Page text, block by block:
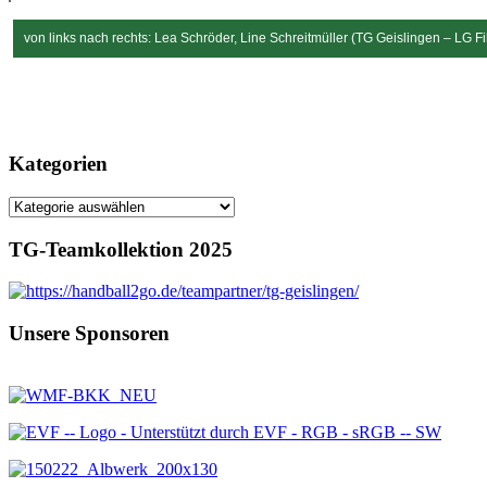
von links nach rechts: Lea Schröder, Line Schreitmüller (TG Geislingen – LG
Kategorien
Kategorien
TG-Teamkollektion 2025
Unsere Sponsoren